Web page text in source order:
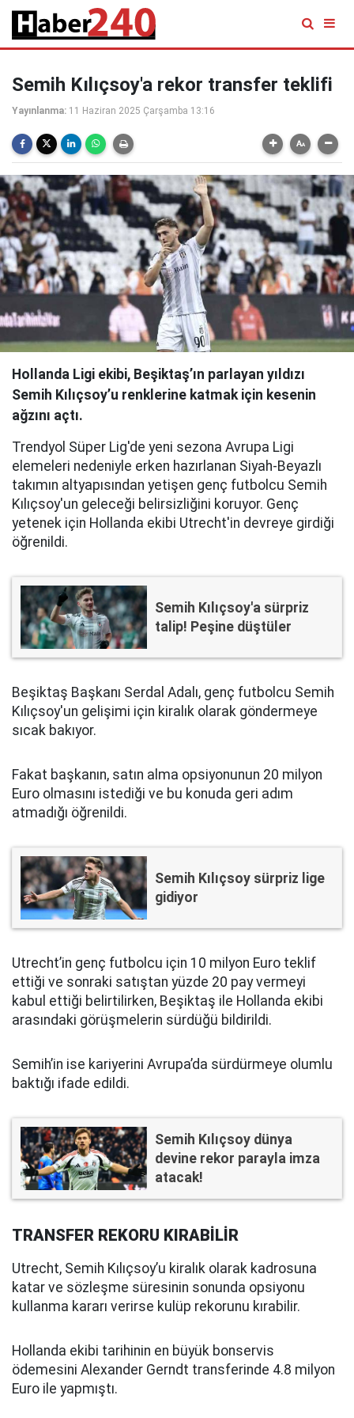
Semih Kılıçsoy'a rekor transfer teklifi
Yayınlanma: 11 Haziran 2025 Çarşamba 13:16
Hollanda Ligi ekibi, Beşiktaş’ın parlayan yıldızı
Semih Kılıçsoy’u renklerine katmak için kesenin
ağzını açtı.
Trendyol Süper Lig'de yeni sezona Avrupa Ligi
elemeleri nedeniyle erken hazırlanan Siyah-Beyazlı
takımın altyapısından yetişen genç futbolcu Semih
Kılıçsoy'un geleceği belirsizliğini koruyor. Genç
yetenek için Hollanda ekibi Utrecht'in devreye girdiği
öğrenildi.
Semih Kılıçsoy'a sürpriz
talip! Peşine düştüler
Beşiktaş Başkanı Serdal Adalı, genç futbolcu Semih
Kılıçsoy'un gelişimi için kiralık olarak göndermeye
sıcak bakıyor.
Fakat başkanın, satın alma opsiyonunun 20 milyon
Euro olmasını istediği ve bu konuda geri adım
atmadığı öğrenildi.
Semih Kılıçsoy sürpriz lige
gidiyor
Utrecht’in genç futbolcu için 10 milyon Euro teklif
ettiği ve sonraki satıştan yüzde 20 pay vermeyi
kabul ettiği belirtilirken, Beşiktaş ile Hollanda ekibi
arasındaki görüşmelerin sürdüğü bildirildi.
Semih’in ise kariyerini Avrupa’da sürdürmeye olumlu
baktığı ifade edildi.
Semih Kılıçsoy dünya
devine rekor parayla imza
atacak!
TRANSFER REKORU KIRABİLİR
Utrecht, Semih Kılıçsoy’u kiralık olarak kadrosuna
katar ve sözleşme süresinin sonunda opsiyonu
kullanma kararı verirse kulüp rekorunu kırabilir.
Hollanda ekibi tarihinin en büyük bonservis
ödemesini Alexander Gerndt transferinde 4.8 milyon
Euro ile yapmıştı.